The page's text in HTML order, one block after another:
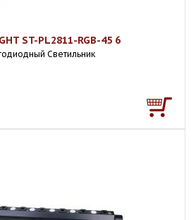
ST-PL2811-RGB-45 6
Светильник